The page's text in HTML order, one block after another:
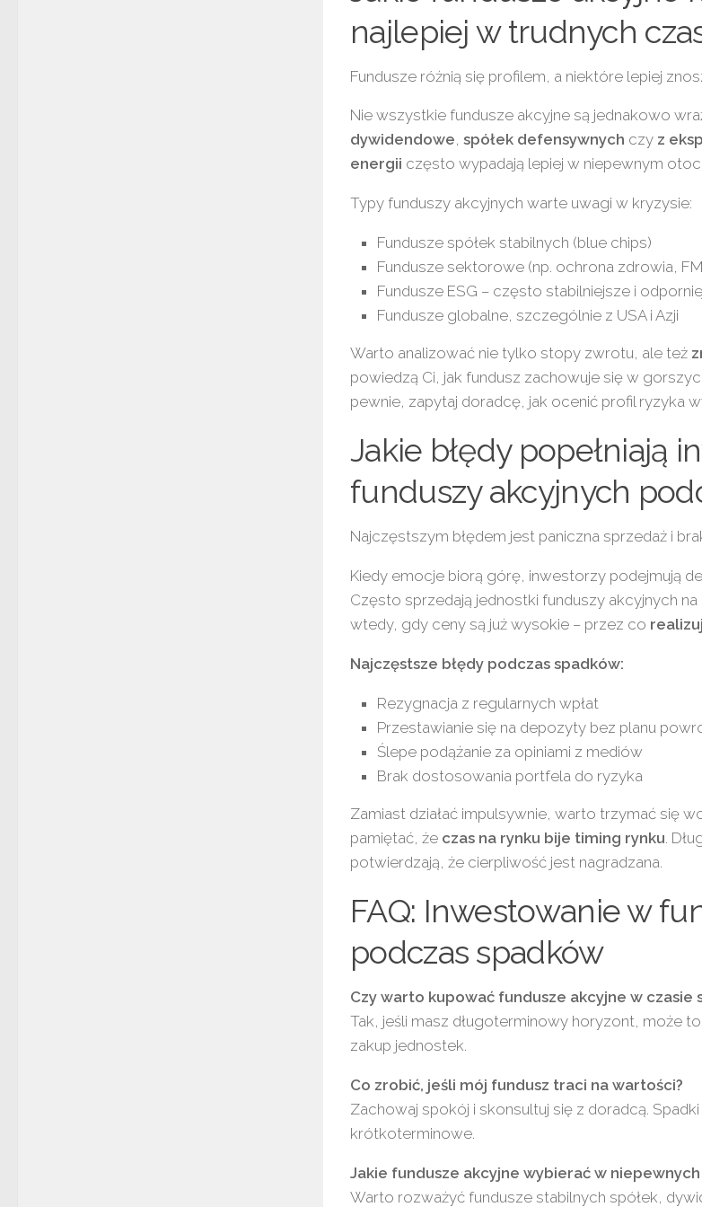
najlepiej w trudnych
Fundusze różnią się profilem, a niektóre lepiej
Nie wszystkie fundusze akcyjne są jednakowo
dywidendowe, spółek defensywnych czy z
energii często wypadają lepiej w niepewnym
Typy funduszy akcyjnych warte uwagi w kryzysie:
Fundusze spółek stabilnych (blue chips)
Fundusze sektorowe (np. ochrona zdrowia,
Fundusze ESG – często stabilniejsze i
Fundusze globalne, szczególnie z USA i Azji
Warto analizować nie tylko stopy zwrotu, ale też
powiedzą Ci, jak fundusz zachowuje się w
pewnie, zapytaj doradcę, jak ocenić profil ryzyka
Jakie błędy popełniają
funduszy akcyjnych
Najczęstszym błędem jest paniczna sprzedaż i
Kiedy emocje biorą górę, inwestorzy podejmują
Często sprzedają jednostki funduszy akcyjnych
wtedy, gdy ceny są już wysokie – przez co
Najczęstsze błędy podczas spadków:
Rezygnacja z regularnych wpłat
Przestawianie się na depozyty bez planu
Ślepe podążanie za opiniami z mediów
Brak dostosowania portfela do ryzyka
Zamiast działać impulsywnie, warto trzymać się
pamiętać, że czas na rynku bije timing rynku .
potwierdzają, że cierpliwość jest nagradzana.
FAQ: Inwestowanie w
podczas spadków
Czy warto kupować fundusze akcyjne w czasie
Tak, jeśli masz długoterminowy horyzont, może
zakup jednostek.
Co zrobić, jeśli mój fundusz traci na wartości?
Zachowaj spokój i skonsultuj się z doradcą.
krótkoterminowe.
Jakie fundusze akcyjne wybierać w niepewnych
Warto rozważyć fundusze stabilnych spółek,